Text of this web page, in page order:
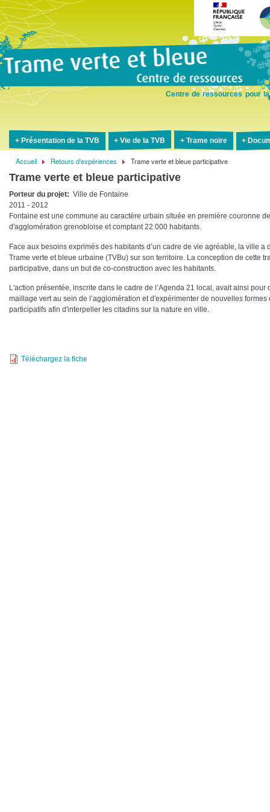
Centre de ressources pour
Présentation de la TVB Vie de la TVB Trame noire
Fil
d'Ariane
Accueil Retours d'expériences Trame verte et bleue participative
Trame verte et bleue participative
Porteur du projet
Ville de Fontaine
2011 - 2012
Fontaine est une commune au caractère urbain située en première couronne
d'agglomération grenobloise et comptant 22 000 habitants.
Face aux besoins exprimés des habitants d’un cadre de vie agréable, la ville a
Trame verte et bleue urbaine (TVBu) sur son territoire. La conception de cette
participative, dans un but de co-construction avec les habitants.
L'action présentée, inscrite dans le cadre de l’Agenda 21 local, avait ainsi pour
maillage vert au sein de l’agglomération et d'expérimenter de nouvelles formes
participatifs afin d'interpeller les citadins sur la nature en ville.
Téléchargez la fiche